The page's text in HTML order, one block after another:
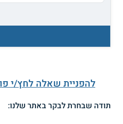
להפניית שאלה לחץ/י
תודה שבחרת לבקר באתר שלנו: